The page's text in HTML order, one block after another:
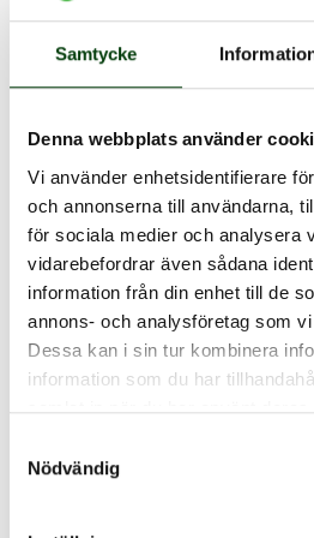
Samtycke
Denna webbplats använder
Vi använder enhetsidentifierare
och annonserna till användarna,
för sociala medier och analysera
vidarebefordrar även sådana
information från din enhet till de
annons- och analysföretag som
Dessa kan i sin tur kombinera
information som du har
samlat in när du har använt deras
Nödvändig
utbildningen. Det
det var som en vanlig
detta var som en rolig
gick med sina kamrater
Isabel, tidigare elev vid
i Malmö